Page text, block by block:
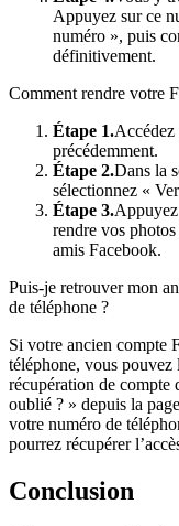
Appuyez sur ce
numéro », puis
définitivement.
Comment rendre votre
Étape 1.Accédez
précédemment.
Étape 2.Dans la
sélectionnez «
Étape 3.
rendre vos
amis Facebook.
Puis-je retrouver mon
de téléphone ?
Si votre ancien compte
téléphone, vous pouvez
récupération de compte
oublié ? » depuis la
votre numéro de
pourrez récupérer
Conclusion